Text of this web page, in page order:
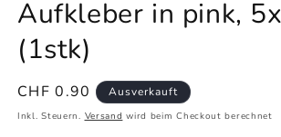
Aufkleber in pink,
(1stk)
Normaler
Preis
CHF 0.90 Ausverkauft
Inkl. Steuern. Versand wird beim Checkout berechnet